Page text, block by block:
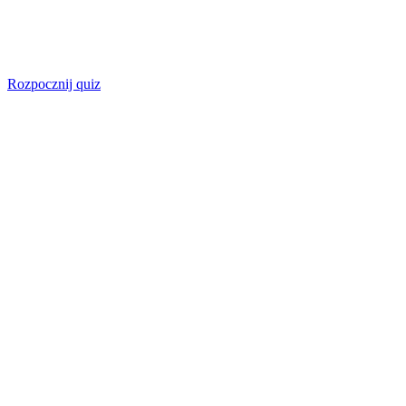
Rozpocznij quiz